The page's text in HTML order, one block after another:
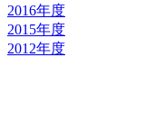
2016年度
2015年度
2012年度